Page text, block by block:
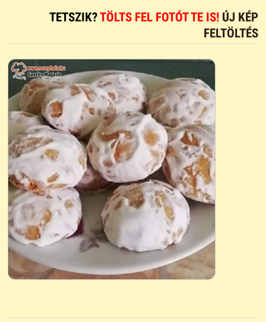
TETSZIK?TÖLTS FEL FOTÓT TE IS! ÚJ KÉP
FELTÖLTÉS